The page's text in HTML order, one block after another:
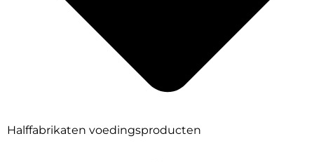
Halffabrikaten voedingsproducten